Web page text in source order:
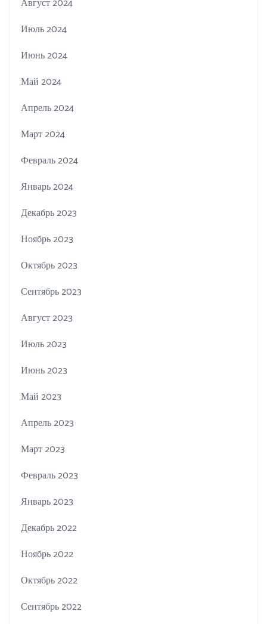
Август 2024
Июль 2024
Июнь 2024
Май 2024
Апрель 2024
Март 2024
Февраль 2024
Январь 2024
Декабрь 2023
Ноябрь 2023
Октябрь 2023
Сентябрь 2023
Август 2023
Июль 2023
Июнь 2023
Май 2023
Апрель 2023
Март 2023
Февраль 2023
Январь 2023
Декабрь 2022
Ноябрь 2022
Октябрь 2022
Сентябрь 2022